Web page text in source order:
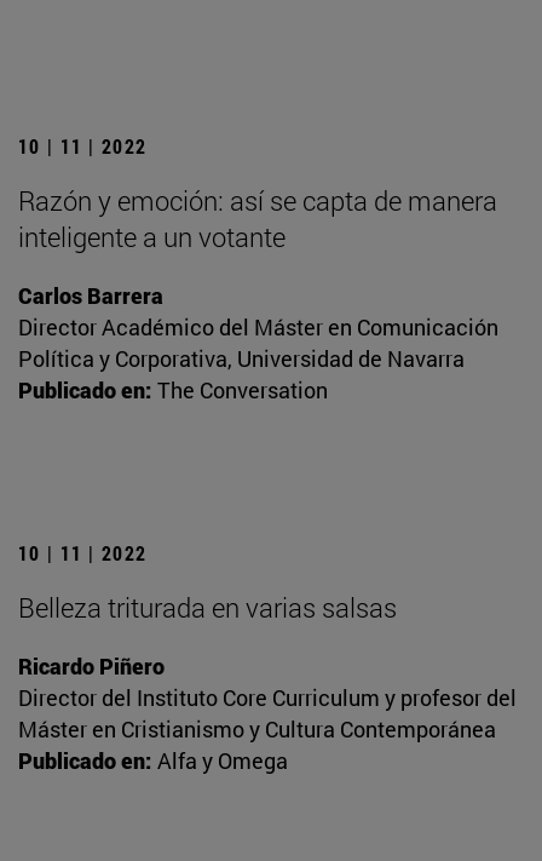
10 | 11 | 2022
Razón y emoción: así se capta de manera
inteligente a un votante
Carlos Barrera
Director Académico del Máster en Comunicación
Política y Corporativa, Universidad de Navarra
Publicado en: The Conversation
10 | 11 | 2022
Belleza triturada en varias salsas
Ricardo Piñero
Director del Instituto Core Curriculum y profesor del
Máster en Cristianismo y Cultura Contemporánea
Publicado en: Alfa y Omega